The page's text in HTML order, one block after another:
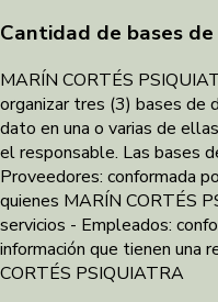
Cantidad de bases
MARÍN CORTÉS
organizar tres (3) bases de
dato en una o varias de
el responsable. Las bases
Proveedores: conformada
quienes MARÍN CORTÉS
servicios - Empleados:
información que tienen una
CORTÉS PSIQUIATRA